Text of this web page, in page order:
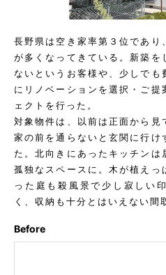
長野県は空き家率第３位であり
が多くなってきている。新築を
ないというお客様や、少しでも
にリノベーションを選択・ご提
ェクトを行った。
対象物件は、以前は正面から見
家の前を通らないと玄関に行け
た。北向きにあったキッチンは
孤独なスペースに。木が植えっ
った庭も殺風景で少し寂しい
く、収納も十分とはいえない間
Before